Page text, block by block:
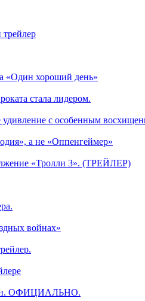
«Один хороший день»
стала лидером.
с особенным
а не «Оппенгеймер»
«Тролли 3». (ТРЕЙЛЕР)
войнах»
ОФИЦИАЛЬНО.